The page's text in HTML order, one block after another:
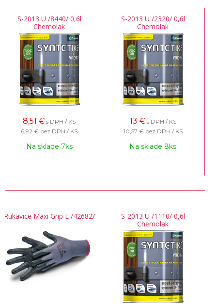
S-2013 U /8440/ 0,6l
Chemolak
8,51 € s DPH / KS
6,92 € bez DPH / KS
Na sklade 7ks
S-2013 U /2320/ 0,6l
Chemolak
13 € s DPH / KS
10,57 € bez DPH / KS
Na sklade 8ks
Rukavice Maxi Grip L /42682/
S-2013 U /1110/ 0,6l
Chemolak